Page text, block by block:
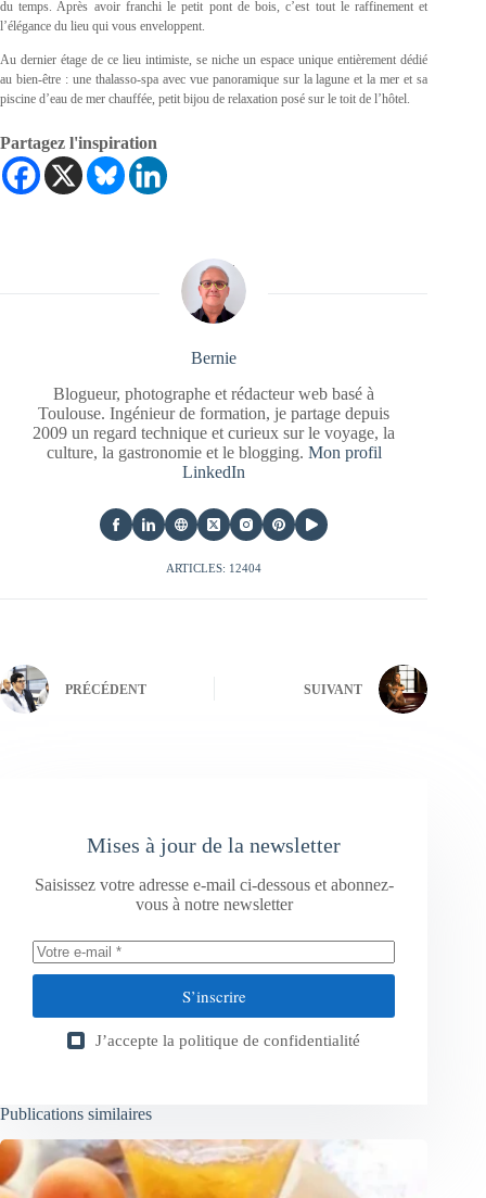
du temps. Après avoir franchi le petit pont de bois, c’est tout le raffinement et
l’élégance du lieu qui vous enveloppent.
Au dernier étage de ce lieu intimiste, se niche un espace unique entièrement dédié
au bien-être : une thalasso-spa avec vue panoramique sur la lagune et la mer et sa
piscine d’eau de mer chauffée, petit bijou de relaxation posé sur le toit de l’hôtel.
Partagez l'inspiration
Bernie
Blogueur, photographe et rédacteur web basé à
Toulouse. Ingénieur de formation, je partage depuis
2009 un regard technique et curieux sur le voyage, la
culture, la gastronomie et le blogging. Mon profil
LinkedIn
ARTICLES: 12404
PRÉCÉDENT SUIVANT
Mises à jour de la newsletter
Saisissez votre adresse e-mail ci-dessous et abonnez-
vous à notre newsletter
S’inscrire
J’accepte la politique de confidentialité
Publications similaires